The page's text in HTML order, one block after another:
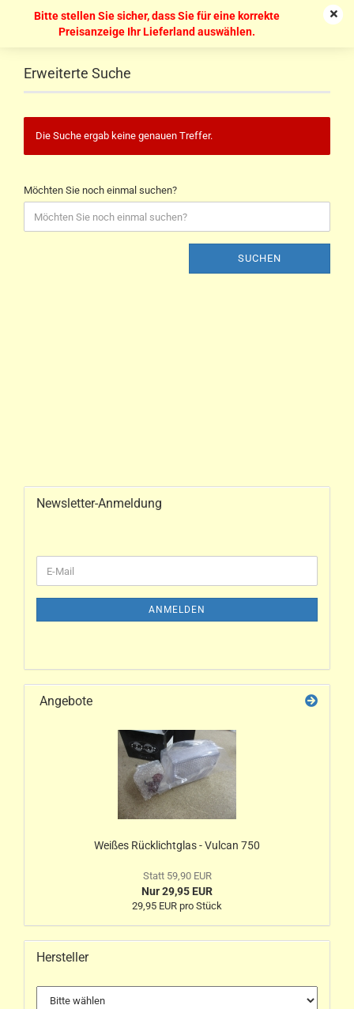
Bitte stellen Sie sicher, dass Sie für eine korrekte
Preisanzeige Ihr Lieferland auswählen.
Erweiterte Suche
Die Suche ergab keine genauen Treffer.
Möchten Sie noch einmal suchen?
SUCHEN
Newsletter-Anmeldung
ANMELDEN
Angebote
Weißes Rücklichtglas - Vulcan 750
Statt 59,90 EUR
Nur 29,95 EUR
29,95 EUR pro Stück
Hersteller